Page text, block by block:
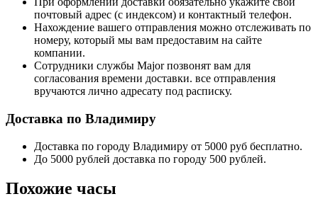
почтовый адрес (с индексом) и контактный телефон.
Нахождение вашего отправления можно отслеживать по
номеру, который мы вам предоставим на сайте
компании.
Сотрудники службы Major позвонят вам для
согласования времени доставки. все отправления
вручаются лично адресату под расписку.
Доставка по Владимиру
Доставка по городу Владимиру от 5000 руб бесплатно.
До 5000 рублей доставка по городу 500 рублей.
Похожие часы